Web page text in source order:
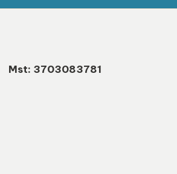
Mst: 3703083781